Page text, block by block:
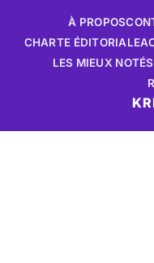
À PROPOS
CHARTE ÉDITORIALE
LES MIEUX NOTÉS